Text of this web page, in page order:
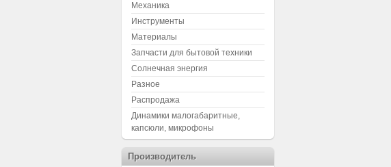
Механика
Инструменты
Материалы
Запчасти для бытовой техники
Солнечная энергия
Разное
Распродажа
Динамики малогабаритные,
капсюли, микрофоны
Производитель